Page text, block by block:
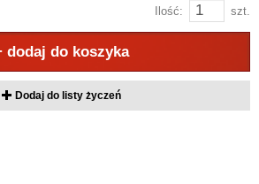
Ilość: szt.
dodaj do koszyka
Dodaj do listy życzeń